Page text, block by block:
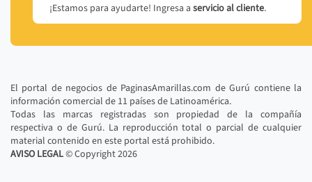
¡Estamos para ayudarte! Ingresa a servicio al cliente.
El portal de negocios de PaginasAmarillas.com de Gurú contiene la
información comercial de 11 países de Latinoamérica.
Todas las marcas registradas son propiedad de la compañía
respectiva o de Gurú. La reproducción total o parcial de cualquier
material contenido en este portal está prohibido.
AVISO LEGAL© Copyright2026